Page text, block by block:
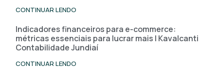
CONTINUAR LENDO
Indicadores financeiros para e-commerce:
métricas essenciais para lucrar mais | Kavalcanti
Contabilidade Jundiaí
CONTINUAR LENDO